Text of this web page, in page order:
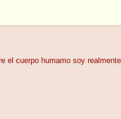
el cuerpo humamo soy